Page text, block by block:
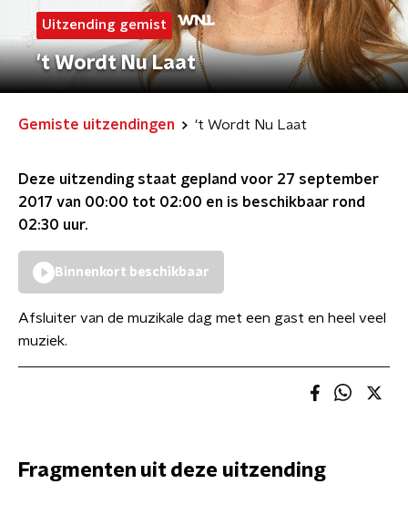
Uitzending gemist
't Wordt Nu Laat
Gemiste uitzendingen 't Wordt Nu Laat
Deze uitzending staat gepland voor 27 september
2017 van 00:00 tot 02:00 en is beschikbaar rond
02:30 uur.
Binnenkort beschikbaar
Afsluiter van de muzikale dag met een gast en heel veel
muziek.
Fragmenten uit deze uitzending